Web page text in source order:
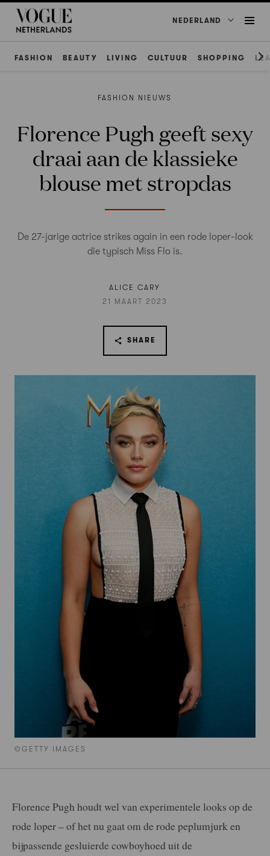
NEDERLAND
FASHION BEAUTY LIVING CULTUUR SHOPPING
©GETTY IMAGES
FASHION NIEUWS
Florence Pugh geeft sexy
draai aan de klassieke
blouse met stropdas
De 27-jarige actrice strikes again in een rode loper-look
die typisch Miss Flo is.
ALICE CARY
21 MAART 2023
SHARE
Florence Pugh houdt wel van experimentele looks op de
rode loper – of het nu gaat om de rode peplumjurk en
bijpassende gesluierde cowboyhoed uit de